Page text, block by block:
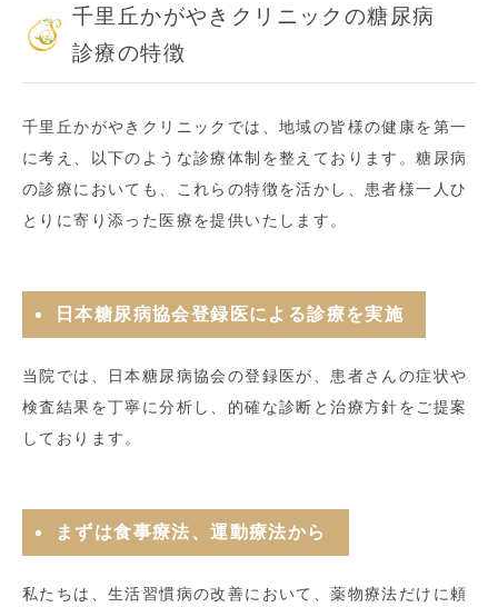
千里丘かがやきクリニックの糖尿病
診療の特徴
千里丘かがやきクリニックでは、地域の皆様の健康を第一
に考え、以下のような診療体制を整えております。糖尿病
の診療においても、これらの特徴を活かし、患者様一人ひ
とりに寄り添った医療を提供いたします。
日本糖尿病協会登録医による診療を実施
当院では、日本糖尿病協会の登録医が、患者さんの症状や
検査結果を丁寧に分析し、的確な診断と治療方針をご提案
しております。
まずは食事療法、運動療法から
私たちは、生活習慣病の改善において、薬物療法だけに頼